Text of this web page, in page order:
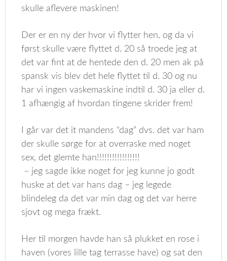
skulle aflevere maskinen!
Der er en ny der hvor vi flytter hen, og da vi
først skulle være flyttet d. 20 så troede jeg at
det var fint at de hentede den d. 20 men ak på
spansk vis blev det hele flyttet til d. 30 og nu
har vi ingen vaskemaskine indtil d. 30 ja eller d.
1 afhængig af hvordan tingene skrider frem!
I går var det it mandens “dag” dvs. det var ham
der skulle sørge for at overraske med noget
sex, det glemte han!!!!!!!!!!!!!!!!!
– jeg sagde ikke noget for jeg kunne jo godt
huske at det var hans dag – jeg legede
blindeleg da det var min dag og det var herre
sjovt og mega frækt.
Her til morgen havde han så plukket en rose i
haven (vores lille tag terrasse have) og sat den